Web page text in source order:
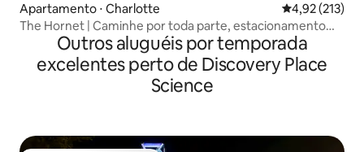
Apartamento ⋅ Charlotte 4,92 de uma
4,92 (213)
The Hornet | Caminhe por toda parte, estacionamento
gratuitoOutros aluguéis por temporada
excelentes perto de Discovery Place
Science